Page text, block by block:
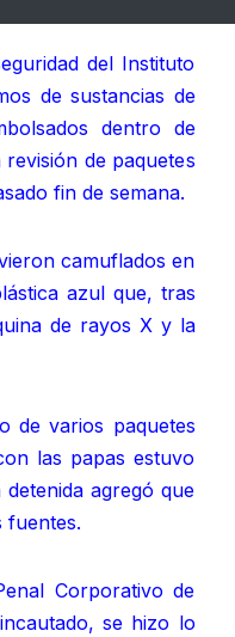
del Instituto
de sustancias de
dentro de
de paquetes
fin de semana.
camuflados en
azul que, tras
de rayos X y la
de varios paquetes
las papas estuvo
agregó que
fuentes.
Corporativo de
se hizo lo